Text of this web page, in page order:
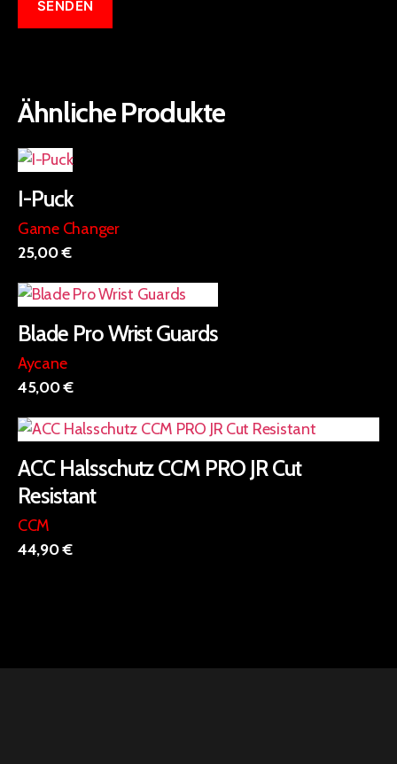
Ähnliche Produkte
I-Puck
Game Changer
25,00€
Blade Pro Wrist Guards
Aycane
45,00€
Dieses
weist
mehrere
Varianten
auf.
Die
Optionen
können
auf
der
Produktseite
ACC Halsschutz CCM PRO JR Cut
Resistant
CCM
44,90€
Dieses
weist
mehrere
Varianten
auf.
der